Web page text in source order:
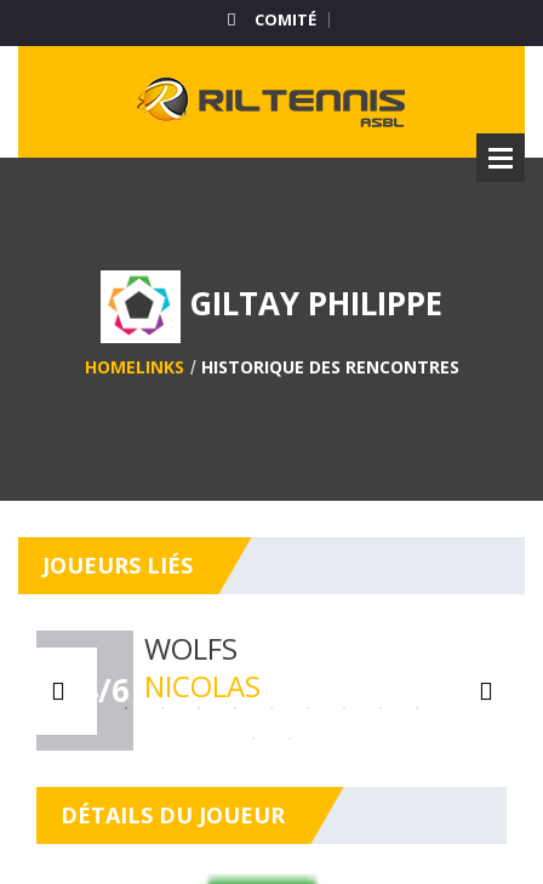
COMITÉ
GILTAY PHILIPPE
HOMELINKS HISTORIQUE DES RENCONTRES
JOUEURS LIÉS
B+4/6
WOLFS
NICOLAS
DÉTAILS DU JOUEUR